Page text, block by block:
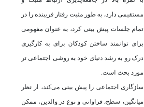
مستقیمی دارد، به طور مثبت رفتار فریبنده را در
تمام جلسات پیش بینی کرد، به عنوان مفهومی
برای توانمند ساختن کودکان برای به کارگیری
درک رو به رشد دنیای خود به روشی اجتماعی تر
مورد بحث است.
سازگاری اجتماعی را پیش بینی می‌کند،
از نظر
میانگین، سطح، فراوانی و نوع در والدین، ممکن